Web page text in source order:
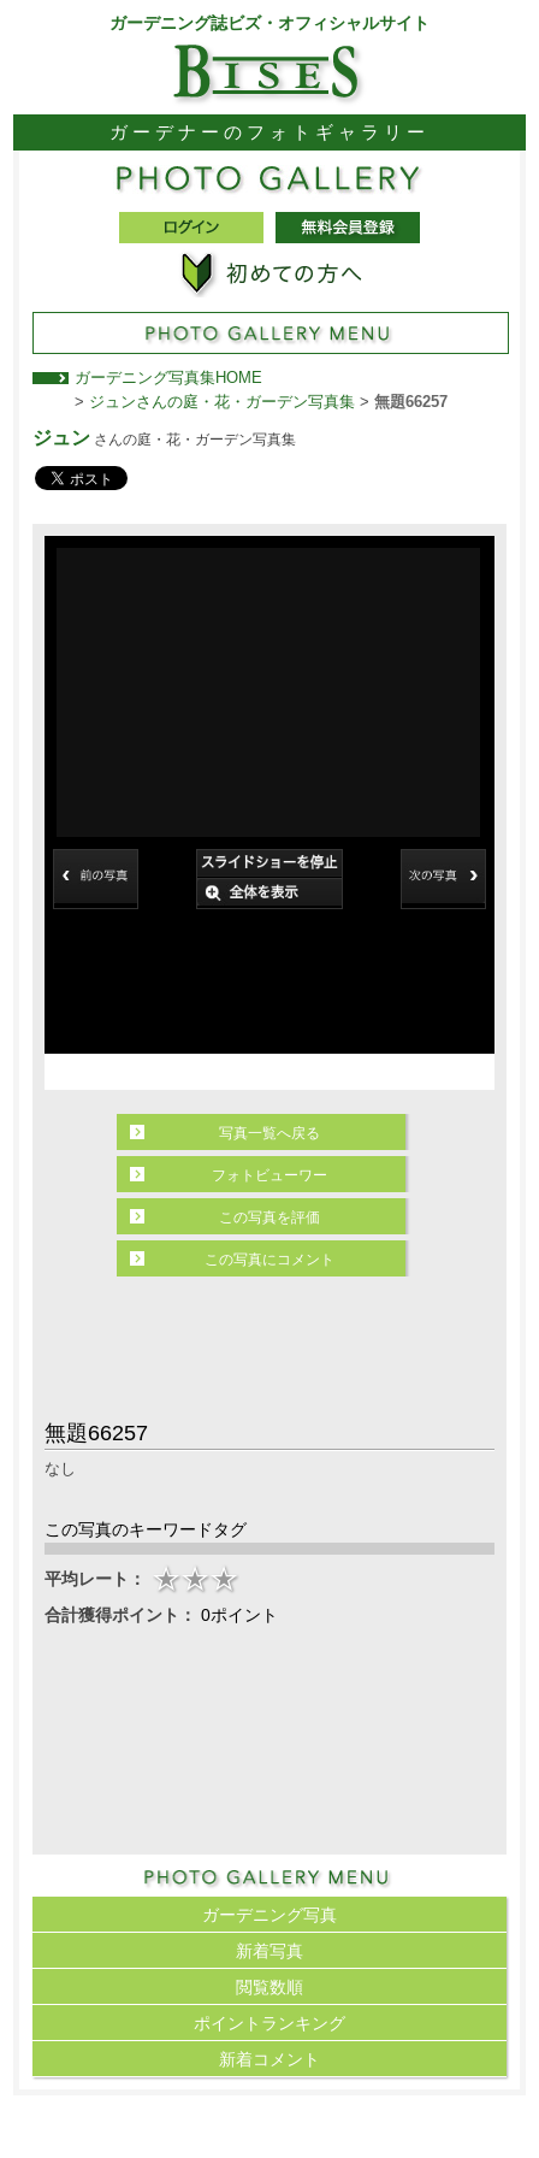
ガーデニング誌ビズ・オフィシャルサイト
ガーデナーのフォトギャラリー
ガーデニング写真集HOME
> ジュンさんの庭・花・ガーデン写真集> 無題66257
ジュンさんの庭・花・ガーデン写真集
無題66257
なし
この写真のキーワードタグ
平均レート：
合計獲得ポイント： 0ポイント
写真一覧へ戻る
フォトビューワー
この写真を評価
この写真にコメント
ガーデニング写真
新着写真
閲覧数順
ポイント ランキング
新着コメント